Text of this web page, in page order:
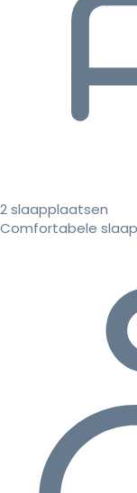
2 slaapplaatsen
Comfortabele